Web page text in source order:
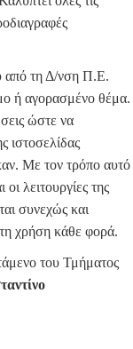
από τη Δ/νση Π.Ε.
ή αγορασμένο θέμα.
ώστε να
ιστοσελίδας
Με τον τρόπο αυτό
λειτουργίες της
συνεχώς και
χρήση κάθε φορά.
του Τμήματος